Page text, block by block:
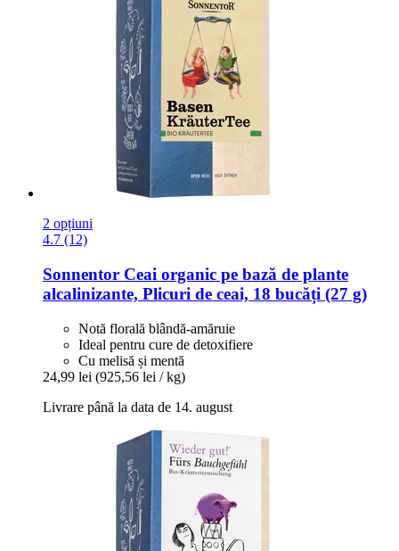
2 opțiuni
4.7 (12)
Sonnentor Ceai organic pe bază de plante
alcalinizante, Plicuri de ceai, 18 bucăți (27 g)
Notă florală blândă-amăruie
Ideal pentru cure de detoxifiere
Cu melisă și mentă
24,99 lei (925,56 lei / kg)
Livrare până la data de 14. august